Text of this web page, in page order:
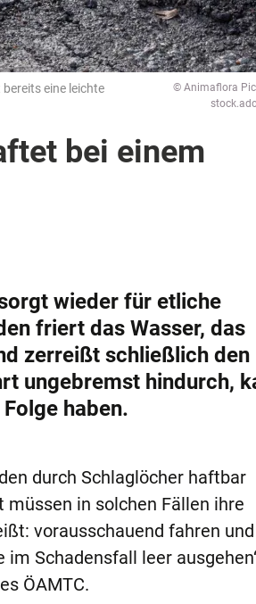
eine leichte
© Animaflora
bei einem
wieder für etliche
friert das Wasser, das
zerreißt schließlich den
ungebremst hindurch,
haben.
durch Schlaglöcher haftbar
in solchen Fällen ihre
vorausschauend fahren
Schadensfall leer
ÖAMTC.